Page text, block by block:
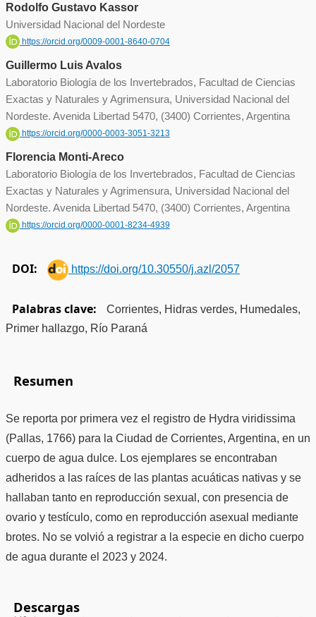
Rodolfo Gustavo Kassor
Universidad Nacional del Nordeste
https://orcid.org/0009-0001-8640-0704
Guillermo Luis Avalos
Laboratorio Biología de los Invertebrados, Facultad de Ciencias
Exactas y Naturales y Agrimensura, Universidad Nacional del
Nordeste. Avenida Libertad 5470, (3400) Corrientes, Argentina
https://orcid.org/0000-0003-3051-3213
Florencia Monti-Areco
Laboratorio Biología de los Invertebrados, Facultad de Ciencias
Exactas y Naturales y Agrimensura, Universidad Nacional del
Nordeste. Avenida Libertad 5470, (3400) Corrientes, Argentina
https://orcid.org/0000-0001-8234-4939
DOI: https://doi.org/10.30550/j.azl/2057
Palabras clave:
Corrientes, Hidras verdes, Humedales,
Primer hallazgo, Río Paraná
Resumen
Se reporta por primera vez el registro de Hydra viridissima
(Pallas, 1766) para la Ciudad de Corrientes, Argentina, en un
cuerpo de agua dulce. Los ejemplares se encontraban
adheridos a las raíces de las plantas acuáticas nativas y se
hallaban tanto en reproducción sexual, con presencia de
ovario y testículo, como en reproducción asexual mediante
brotes. No se volvió a registrar a la especie en dicho cuerpo
de agua durante el 2023 y 2024.
Descargas